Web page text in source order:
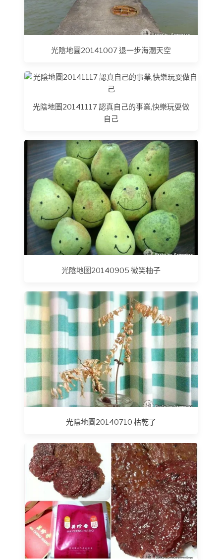
光陰地圖20141007 退一步海濶天空
光陰地圖20141117 認真自己的事業,快樂玩耍做
自己
光陰地圖20140905 微笑柚子
光陰地圖20140710 枯乾了